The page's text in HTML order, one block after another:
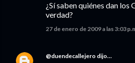
¿Sí saben quiénes dan los
verdad?
27 de enero de 2009 a las 3:03
@duendecallejero dijo…